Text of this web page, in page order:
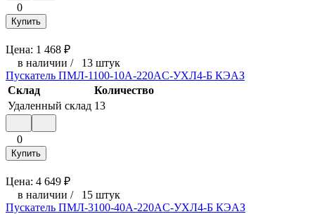
0
Купить
Цена: 1 468 ₽
в наличии / 13 штук
Пускатель ПМЛ-1100-10А-220AC-УХЛ4-Б КЭАЗ
Склад
Количество
Удаленный склад 13
0
Купить
Цена: 4 649 ₽
в наличии / 15 штук
Пускатель ПМЛ-3100-40А-220AC-УХЛ4-Б КЭАЗ